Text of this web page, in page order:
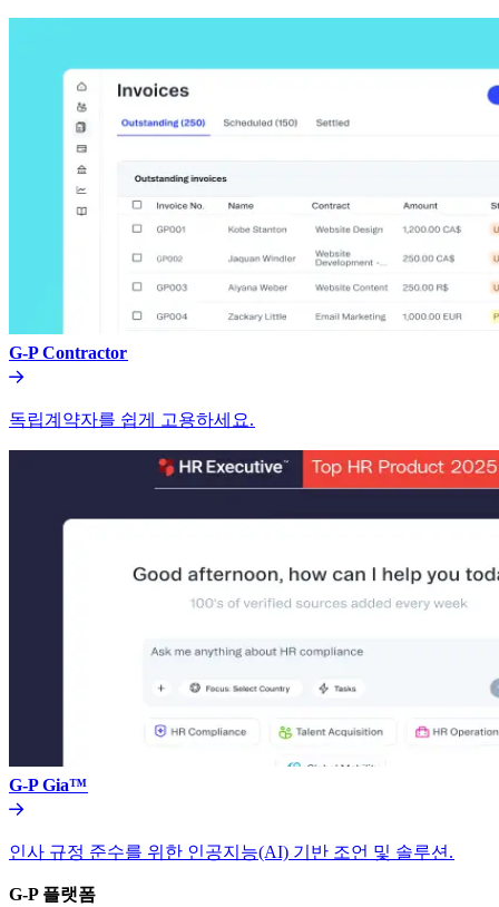
G-P Contractor​​
독립계약자를 쉽게 고용하세요.​​
G-P Gia™​​
인사 규정 준수를 위한 인공지능(AI) 기반 조언 및 솔루션.​​
G-P 플랫폼​​